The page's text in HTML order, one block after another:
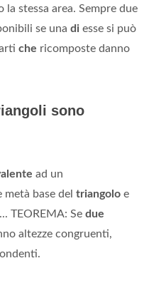
la stessa area. Sempre due
se una di esse si può
che ricomposte danno
sono
ad un
base del triangolo e
TEOREMA: Se due
altezze congruenti,